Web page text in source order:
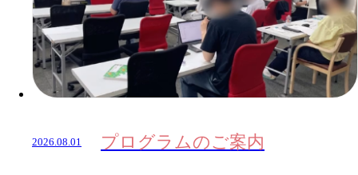
2026.08.01 プログラムのご案内